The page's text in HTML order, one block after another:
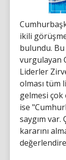
ikili
bulundu.
vurgulayan
Liderler
olması tüm
gelmesi çok
ise
saygım var.
kararını